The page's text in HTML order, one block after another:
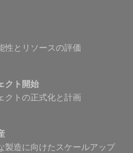
性とリソースの評価
クト開始
クトの正式化と計画
製造に向けたスケールアップ